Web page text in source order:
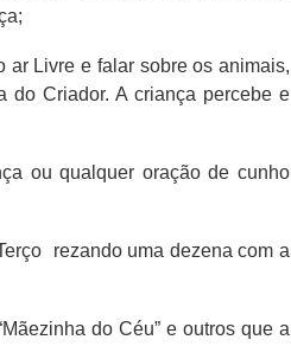
ar Livre e falar sobre os animais,
do Criador. A criança percebe e
ou qualquer oração de cunho
rezando uma dezena com a
do Céu” e outros que a